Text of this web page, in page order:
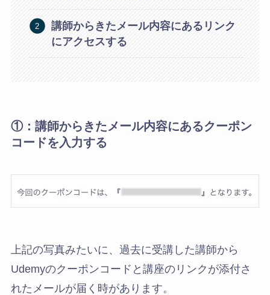
講師からきたメール内容にあるリンク
にアクセスする
①： 講師からきたメール内容にあるクーポン
コードを入力する
上記の写真みたいに、過去に受講した講師から
Udemyのクーポンコードと講座のリンクが添付さ
れたメールが届く時があります。